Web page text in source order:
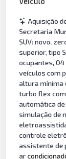
Aquisição
Secretaria
SUV: novo,
superior, tipo
ocupantes,
veículos com
altura mínima
turbo flex com
automática de
simulação de
controle
assistente de
ar